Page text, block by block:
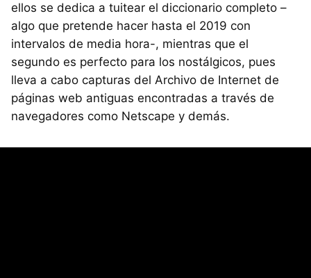
ellos se dedica a tuitear el diccionario completo –
algo que pretende hacer hasta el 2019 con
intervalos de media hora-, mientras que el
segundo es perfecto para los nostálgicos, pues
lleva a cabo capturas del Archivo de Internet de
páginas web antiguas encontradas a través de
navegadores como Netscape y demás.